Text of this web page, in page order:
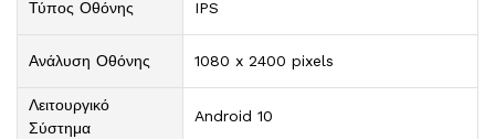
Τύπος Οθόνης IPS
Ανάλυση Οθόνης 1080 x 2400 pixels
Λειτουργικό
Σύστημα
Android 10